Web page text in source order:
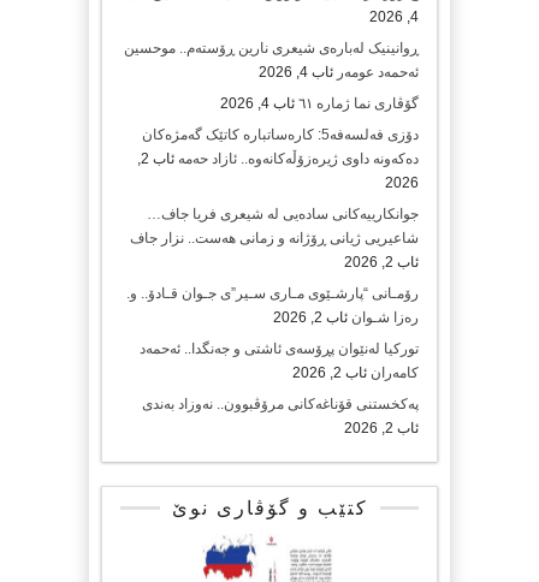
4, 2026
ڕوانینیک لەبارەى شیعرى نارین ڕۆستەم.. موحسین
ئەحمەد عومەر ئاب 4, 2026
گۆڤاری نما ژمارە ٦١
ئاب 4, 2026
دۆزی فەلسەفە5: کارەساتبارە کاتێک گەمژەکان
دەکەونە داوی ژیرەزۆڵەکانەوە.. ئازاد حەمە
ئاب 2,
2026
جوانکارییەکانی سادەیی لە شیعری فریا جاف…
شاعیریی ژیانی ڕۆژانە و زمانی هەست.. نزار جاف
ئاب 2, 2026
رۆمـانی “پارشـێوی مـاری سـیر”ی جـوان قـادۆ.. و.
رەزا شـوان ئاب 2, 2026
تورکیا لەنێوان پڕۆسەی ئاشتی و جەنگدا.. ئەحمەد
کامەران ئاب 2, 2026
پەکخستنی قۆناغەکانی مرۆڤبوون.. نەوزاد بەندی
ئاب 2, 2026
کتێب و گۆڤاری نوێ